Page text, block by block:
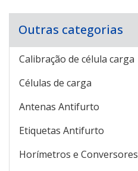
Outras categorias
Calibração de célula carga
Células de carga
Antenas Antifurto
Etiquetas Antifurto
Horímetros e Conversores